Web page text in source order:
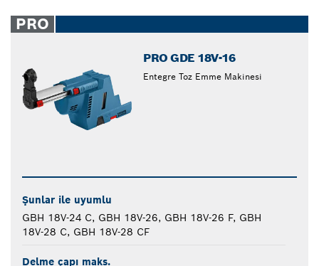
PRO
PRO GDE 18V-16
Entegre Toz Emme Makinesi
Şunlar ile uyumlu
GBH 18V-24 C, GBH 18V-26, GBH 18V-26 F, GBH
18V-28 C, GBH 18V-28 CF
Delme çapı maks.